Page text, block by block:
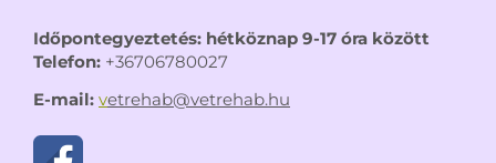
Időpontegyeztetés: hétköznap 9-17 óra között
Telefon: +36706780027
E-mail: vetrehab@vetrehab.hu